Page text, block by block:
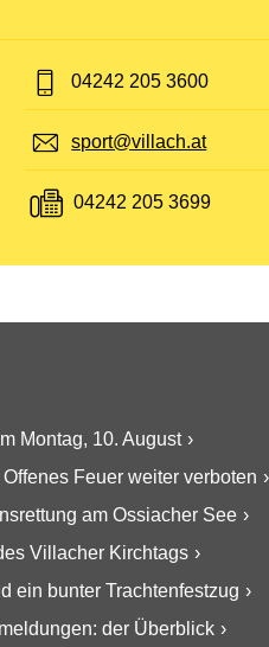
Telefon:
04242 205 3600
E-Mail:
sport@villach.at
Fax:
04242 205 3699
Montag, 10. August
Feuer weiter verboten
am Ossiacher See
Villacher Kirchtags
ein bunter Trachtenfestzug
der Überblick